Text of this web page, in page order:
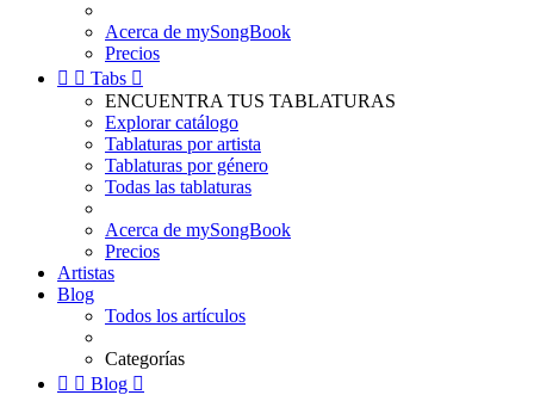
Acerca de mySongBook
Precios
  Tabs 
ENCUENTRA TUS TABLATURAS
Explorar catálogo
Tablaturas por artista
Tablaturas por género
Todas las tablaturas
Acerca de mySongBook
Precios
Artistas
Blog
Todos los artículos
Categorías
  Blog 